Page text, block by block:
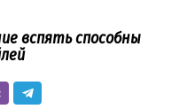
вспять способны